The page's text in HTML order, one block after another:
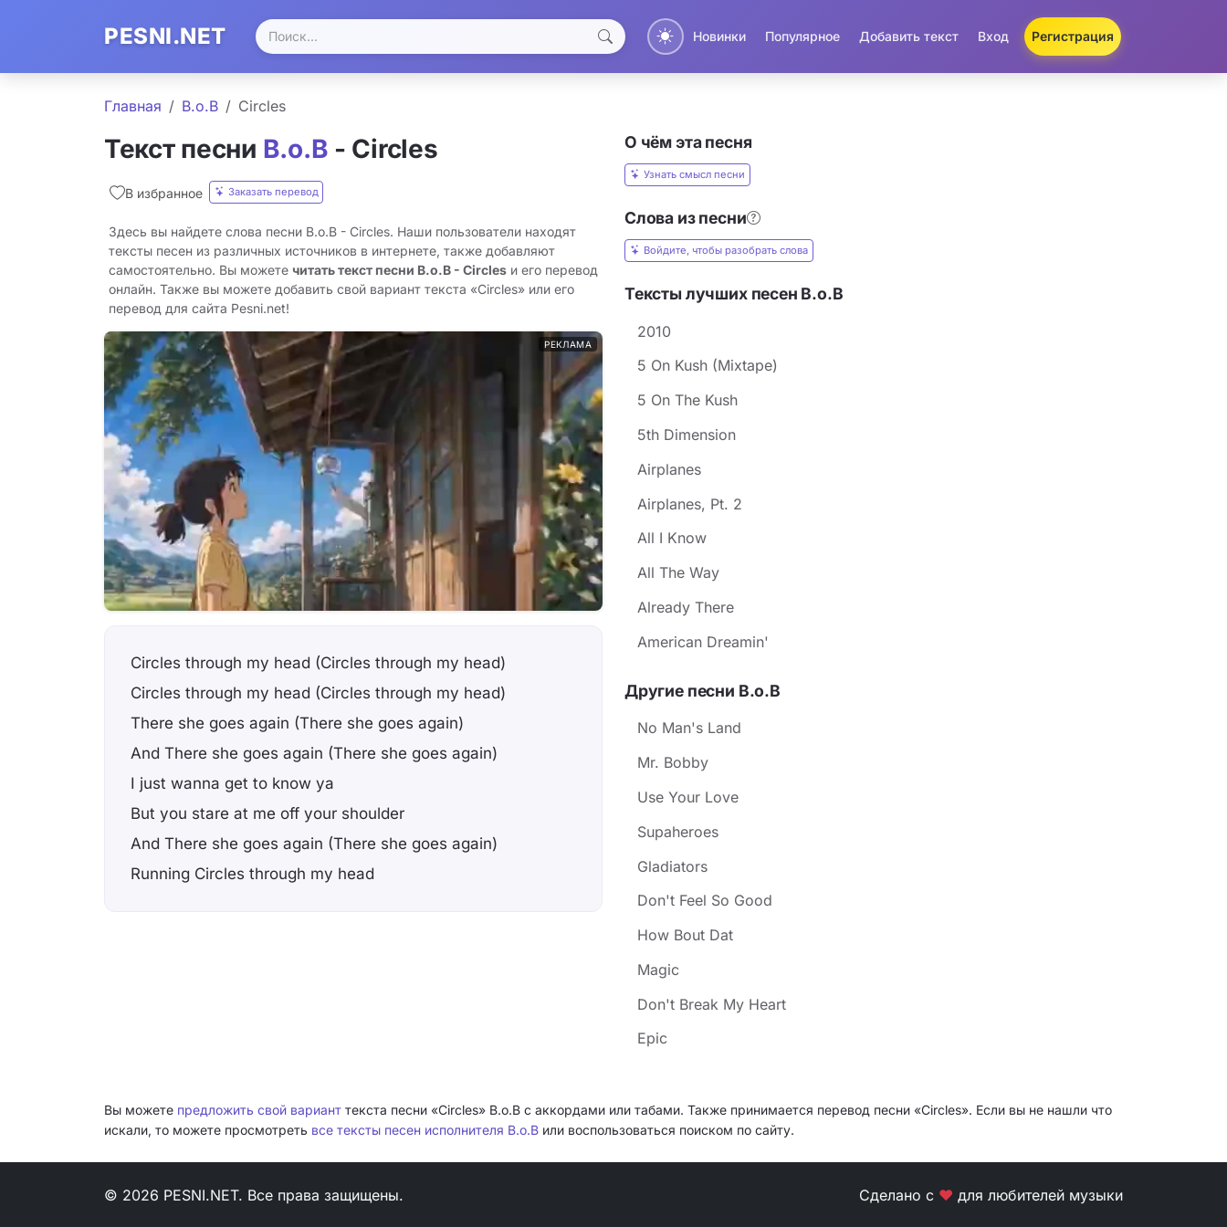
PESNI.NET Новинки Популярное Добавить текст Вход Регистрация
Главная B.o.B Circles
Текст песни B.o.B - Circles
В избранное Заказать перевод
Здесь вы найдете слова песни B.o.B - Circles. Наши пользователи находят
тексты песен из различных источников в интернете, также добавляют
самостоятельно. Вы можете читать текст песни B.o.B - Circles и его перевод
онлайн. Также вы можете добавить свой вариант текста «Circles» или его
перевод для сайта Pesni.net!
РЕКЛАМА
Circles through my head (Circles through my head)
Circles through my head (Circles through my head)
There she goes again (There she goes again)
And There she goes again (There she goes again)
I just wanna get to know ya
But you stare at me off your shoulder
And There she goes again (There she goes again)
Running Circles through my head
О чём эта песня
Узнать смысл песни
Слова из песни
Войдите, чтобы разобрать слова
Тексты лучших песен B.o.B
2010
5 On Kush (Mixtape)
5 On The Kush
5th Dimension
Airplanes
Airplanes, Pt. 2
All I Know
All The Way
Already There
American Dreamin'
Другие песни B.o.B
No Man's Land
Mr. Bobby
Use Your Love
Supaheroes
Gladiators
Don't Feel So Good
How Bout Dat
Magic
Don't Break My Heart
Epic
Вы можете предложить свой вариант текста песни «Circles» B.o.B с аккордами или табами. Также принимается перевод песни «Circles». Если вы не нашли что
искали, то можете просмотреть все тексты песен исполнителя B.o.B или воспользоваться поиском по сайту.
© 2026 PESNI.NET. Все права защищены. Сделано с ❤ для любителей музыки